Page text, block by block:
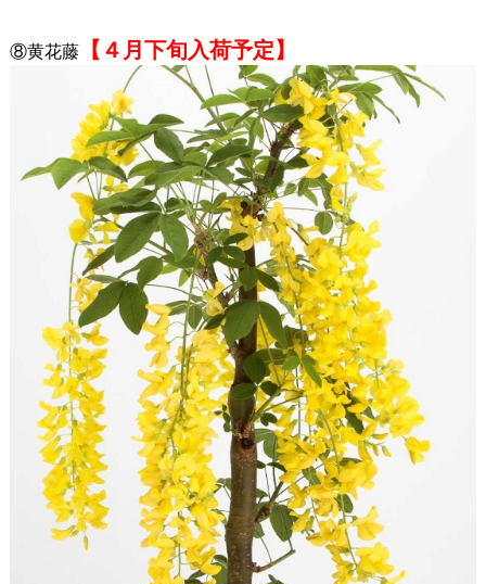
⑧黄花藤【４月下旬入荷予定】